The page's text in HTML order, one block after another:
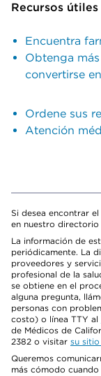
Recursos útiles
Encuentra
Obtenga
convertirse
Ordene sus
Atención
Si desea encontrar
en nuestro
La información de
periódicamente. La
proveedores y
profesional de la
se obtiene en el
alguna pregunta,
personas con
costo) o línea TTY al
de Médicos de
2382 o visitar su
Queremos
más cómodo